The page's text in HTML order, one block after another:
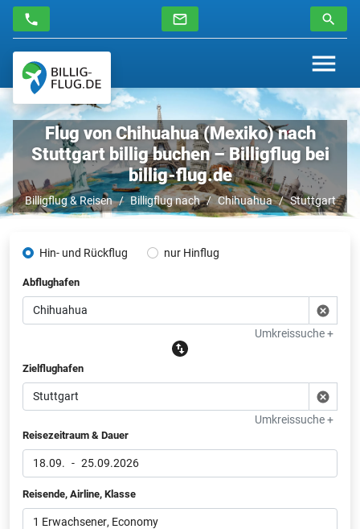
Flug von Chihuahua (Mexiko) nach
Stuttgart billig buchen – Billigflug bei
billig-flug.de
Billigflug & Reisen Billigflug nach Chihuahua Stuttgart
Hin- und Rückflug nur Hinflug
Abflughafen
Umkreissuche +
Zielflughafen
Umkreissuche +
Reisezeitraum & Dauer
18.09. - 25.09.2026
Reisende, Airline, Klasse
1 Erwachsener, Economy